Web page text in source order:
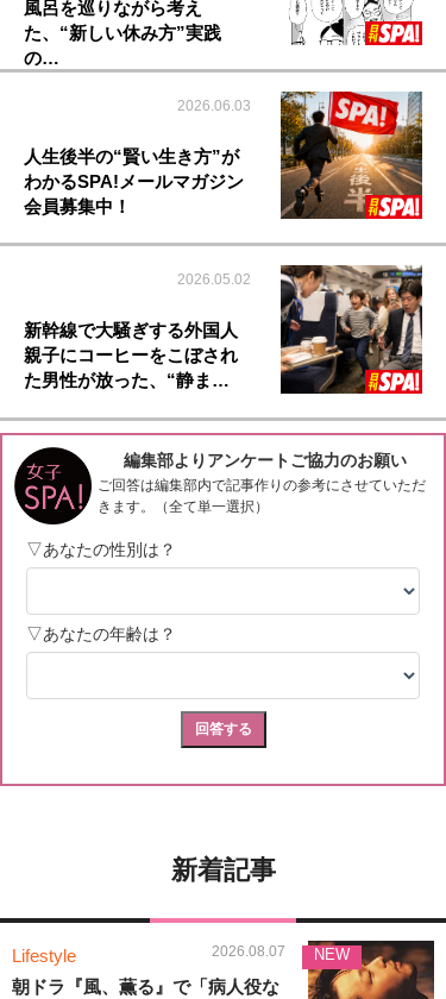
風呂を巡りながら考え
た、“新しい休み方”実践
の…
2026.06.03
人生後半の“賢い生き方”が
わかるSPA!メールマガジン
会員募集中！
2026.05.02
新幹線で大騒ぎする外国人
親子にコーヒーをこぼされ
た男性が放った、“静ま…
新着記事
Lifestyle 2026.08.07
朝ドラ『風、薫る』で「病人役な
NEW